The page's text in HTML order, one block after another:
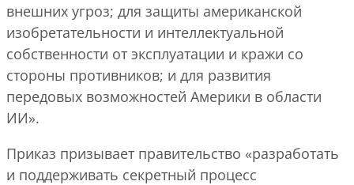
внешних угроз; для защиты американской
изобретательности и интеллектуальной
собственности от эксплуатации и кражи со
стороны противников; и для развития
передовых возможностей Америки в области
ИИ».
Приказ призывает правительство «разработать
и поддерживать секретный процесс